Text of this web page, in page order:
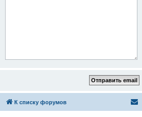
К списку форумов